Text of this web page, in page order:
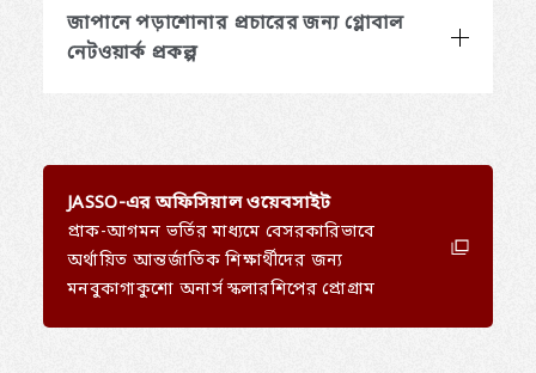
জাপানে পড়াশোনার প্রচারের জন্য গ্লোবাল
নেটওয়ার্ক প্রকল্প
JASSO-এর অফিসিয়াল ওয়েবসাইট
প্রাক-আগমন ভর্তির মাধ্যমে বেসরকারিভাবে
অর্থায়িত আন্তর্জাতিক শিক্ষার্থীদের জন্য
মনবুকাগাকুশো অনার্স স্কলারশিপের প্রোগ্রাম